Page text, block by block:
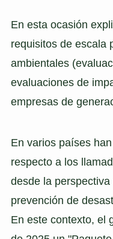
En esta ocasión
requisitos de escala
ambientales
evaluaciones de
empresas de
En varios países
respecto a los
desde la
prevención de
En este contexto, el